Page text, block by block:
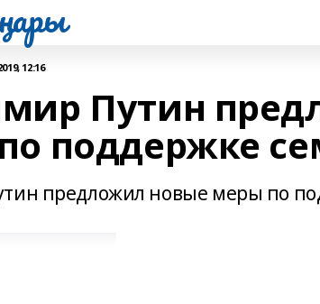
12:16
Путин
поддержке
предложил новые меры по